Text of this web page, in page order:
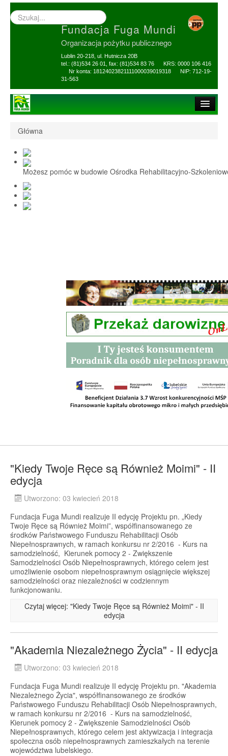
Wyszukiwarka
–
Fundacja Fuga Mundi
Organizacja pożytku publicznego
Lublin 20-218, ul. Hutnicza 20B
tel.: (81)534 26 01, fax: (81)534 83 76 KRS: 0000 106 416
Nr konta: 18124023821111000039019318 NIP: 712-19-
31-563
1,5% i darowizny
Nasi Beneficjenci
Ośrodek Reh-Szkol
Sprawozdania
Główna
Możesz pomóc w budowie Ośrodka Rehabilitacyjno-
"Kiedy Twoje Ręce są Również Moimi" - II
edycja
Utworzono: 03 kwiecień 2018
Fundacja Fuga Mundi realizuje II edycję Projektu pn. „Kiedy
Twoje Ręce są Również Moimi”, współfinansowanego ze
środków Państwowego Funduszu Rehabilitacji Osób
Niepełnosprawnych, w ramach konkursu nr 2/2016 - Kurs na
samodzielność, Kierunek pomocy 2 - Zwiększenie
Samodzielności Osób Niepełnosprawnych, którego celem jest
umożliwienie osobom niepełnosprawnym osiągnięcie większej
samodzielności oraz niezależności w codziennym
funkcjonowaniu.
Czytaj więcej: "Kiedy Twoje Ręce są Również Moimi" - II
edycja
"Akademia Niezależnego Życia" - II edycja
Utworzono: 03 kwiecień 2018
Fundacja Fuga Mundi realizuje II edycję Projektu pn. "Akademia
Niezależnego Życia", współfinansowanego ze środków
Państwowego Funduszu Rehabilitacji Osób Niepełnosprawnych,
w ramach konkursu nr 2/2016 - Kurs na samodzielność,
Kierunek pomocy 2 - Zwiększenie Samodzielności Osób
Niepełnosprawnych, którego celem jest aktywizacja i integracja
społeczna osób niepełnosprawnych zamieszkałych na terenie
województwa lubelskiego.